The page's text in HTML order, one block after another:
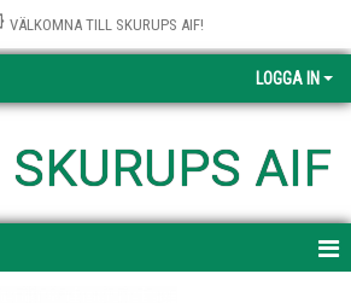
VÄLKOMNA TILL SKURUPS AIF!
LOGGA IN
SKURUPS AIF